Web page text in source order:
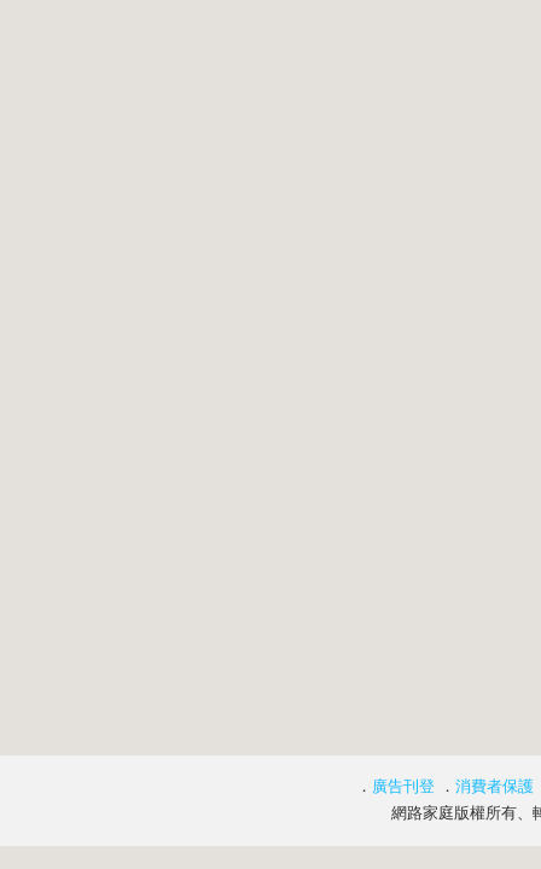
． 廣告刊登 ． 消費者保護
網路家庭版權所有、